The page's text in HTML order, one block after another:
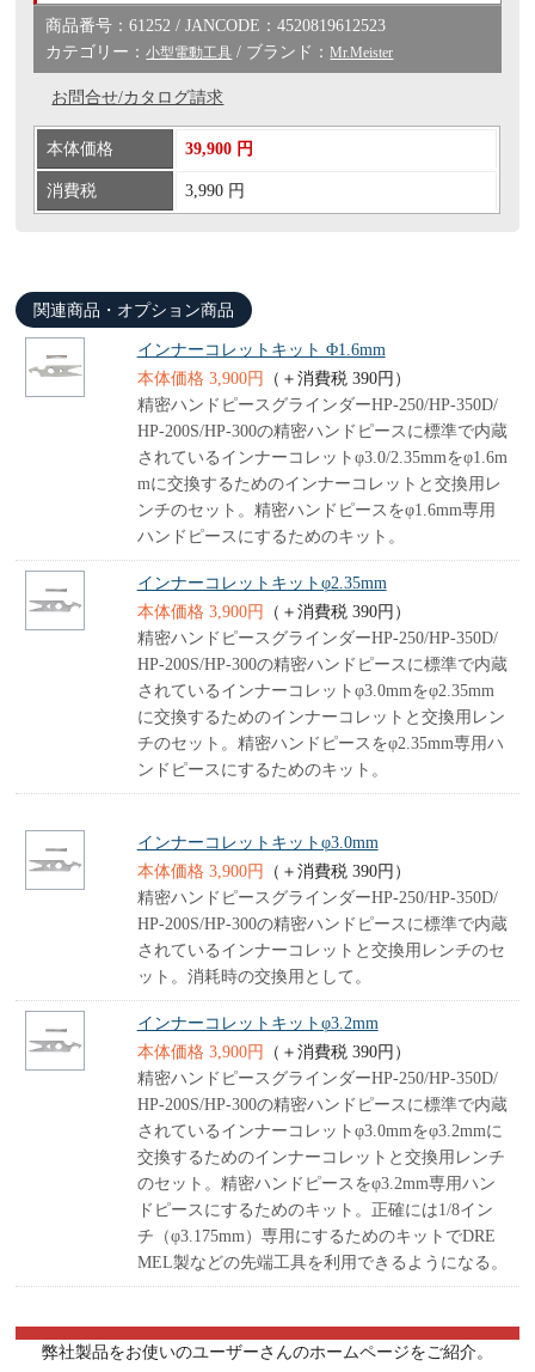
商品番号：61252 / JANCODE：4520819612523
カテゴリー：小型電動工具 / ブランド：Mr.Meister
お問合せ/カタログ請求
本体価格 39,900 円
消費税 3,990 円
関連商品・オプション商品
インナーコレットキット Φ1.6mm
本体価格 3,900円
（＋消費税 390円）
精密ハンドピースグラインダーHP-250/HP-350D/
HP-200S/HP-300の精密ハンドピースに標準で内蔵
されているインナーコレットφ3.0/2.35mmをφ1.6m
mに交換するためのインナーコレットと交換用レ
ンチのセット。精密ハンドピースをφ1.6mm専用
ハンドピースにするためのキット。
インナーコレットキットφ2.35mm
本体価格 3,900円
（＋消費税 390円）
精密ハンドピースグラインダーHP-250/HP-350D/
HP-200S/HP-300の精密ハンドピースに標準で内蔵
されているインナーコレットφ3.0mmをφ2.35mm
に交換するためのインナーコレットと交換用レン
チのセット。精密ハンドピースをφ2.35mm専用ハ
ンドピースにするためのキット。
インナーコレットキットφ3.0mm
本体価格 3,900円
（＋消費税 390円）
精密ハンドピースグラインダーHP-250/HP-350D/
HP-200S/HP-300の精密ハンドピースに標準で内蔵
されているインナーコレットと交換用レンチのセ
ット。消耗時の交換用として。
インナーコレットキットφ3.2mm
本体価格 3,900円
（＋消費税 390円）
精密ハンドピースグラインダーHP-250/HP-350D/
HP-200S/HP-300の精密ハンドピースに標準で内蔵
されているインナーコレットφ3.0mmをφ3.2mmに
交換するためのインナーコレットと交換用レンチ
のセット。精密ハンドピースをφ3.2mm専用ハン
ドピースにするためのキット。正確には1/8イン
チ（φ3.175mm）専用にするためのキットでDRE
MEL製などの先端工具を利用できるようになる。
弊社製品をお使いのユーザーさんのホームページをご紹介。